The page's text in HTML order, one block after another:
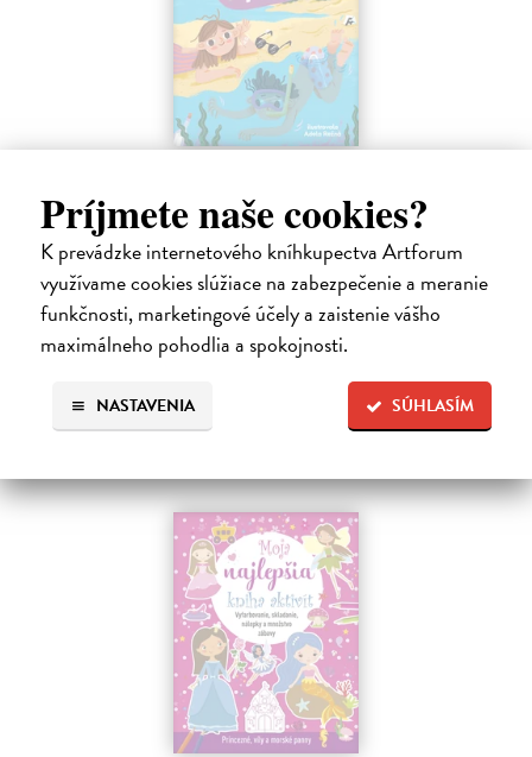
Príjmete naše cookies?
K prevádzke internetového kníhkupectva Artforum
využívame cookies slúžiace na zabezpečenie a meranie
funkčnosti, marketingové účely a zaistenie vášho
maximálneho pohodlia a spokojnosti.
SÚHLASÍM
NASTAVENIA
Hlušíková Marta
| Kniha
Dovolenka na Kréte je niekedy plná prekvapení. Súrodenci Noro a
Anabela pri mori spoznávajú svojráznych Chrtovcov, natrafia na
usušenú jaštericu, zaujmú ich Uwe a Hans, ktorí sú takmer celé dni
zahrabaní…
Na sklade ?
14,95 € ?